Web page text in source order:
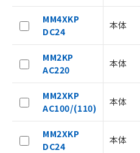
MM4XKP
DC24
本体
MM2KP
AC220
本体
MM2XKP
AC100/(110)
本体
MM2XKP
DC24
本体
記
号
○
△ 一定数には
－
在庫なし(最
在庫状況および
記載している更
覧された時点で
準価格とは異な
正式な納期状況
様のお取引先、
ムロン制御機器
ご相談ください
オムロン制御機